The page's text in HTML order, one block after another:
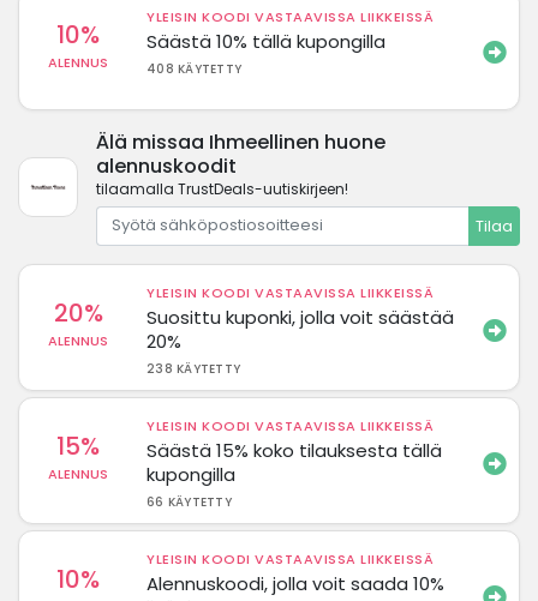
10%
ALENNUS
YLEISIN KOODI VASTAAVISSA LIIKKEISSÄ
Säästä 10% tällä kupongilla
408 KÄYTETTY
Älä missaa Ihmeellinen huone
alennuskoodit
tilaamalla TrustDeals-uutiskirjeen!
Tilaa
20%
ALENNUS
YLEISIN KOODI VASTAAVISSA LIIKKEISSÄ
Suosittu kuponki, jolla voit säästää
20%
238 KÄYTETTY
15%
ALENNUS
YLEISIN KOODI VASTAAVISSA LIIKKEISSÄ
Säästä 15% koko tilauksesta tällä
kupongilla
66 KÄYTETTY
10%
YLEISIN KOODI VASTAAVISSA LIIKKEISSÄ
Alennuskoodi, jolla voit saada 10%